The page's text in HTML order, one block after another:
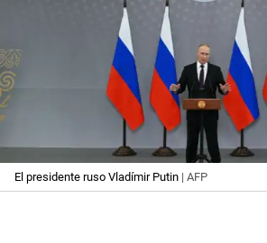
El presidente ruso Vladímir Putin | AFP